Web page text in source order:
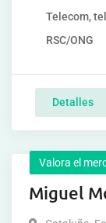
Telecom,
RSC/ONG
Detalles
Valora el
Miguel